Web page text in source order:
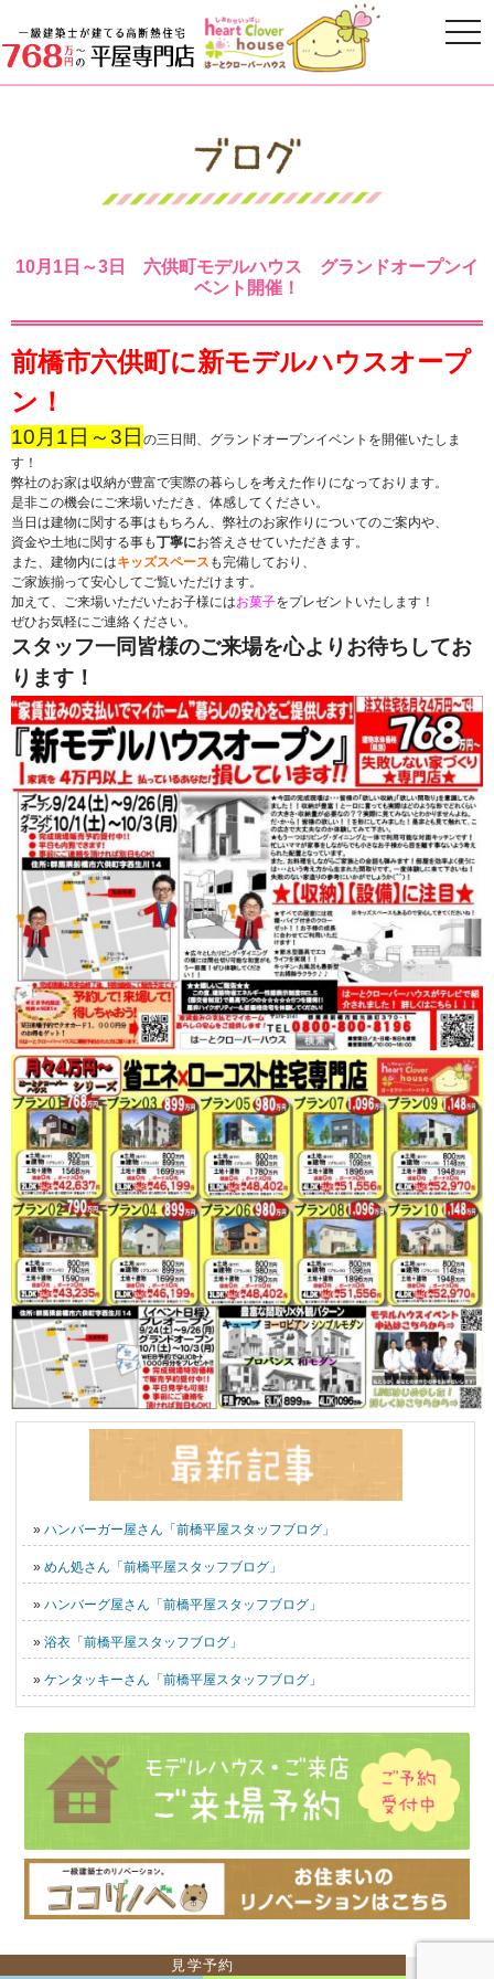
10月1日～3日 六供町モデルハウス グランドオープンイ
ベント開催！
前橋市六供町に新モデルハウスオープ
ン！
10月1日～3日 の三日間、グランドオープンイベントを開催いたしま
す！
弊社のお家は収納が豊富で実際の暮らしを考えた作りになっております。
是非この機会にご来場いただき、体感してください。
当日は建物に関する事はもちろん、弊社のお家作りについてのご案内や、
資金や土地に関する事も丁寧にお答えさせていただきます。
また、建物内にはキッズスペース も完備しており、
ご家族揃って安心してご覧いただけます。
加えて、ご来場いただいたお子様にはお菓子をプレゼントいたします！
ぜひお気軽にご連絡ください。
スタッフ一同皆様のご来場を心よりお待ちしてお
ります！
» ハンバーガー屋さん「前橋平屋スタッフブログ」
» めん処さん「前橋平屋スタッフブログ」
» ハンバーグ屋さん「前橋平屋スタッフブログ」
» 浴衣「前橋平屋スタッフブログ」
» ケンタッキーさん「前橋平屋スタッフブログ」
見学予約